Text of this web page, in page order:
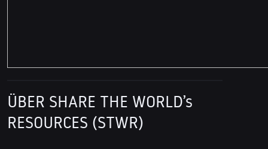
ÜBER SHARE THE WORLD’s
RESOURCES (STWR)